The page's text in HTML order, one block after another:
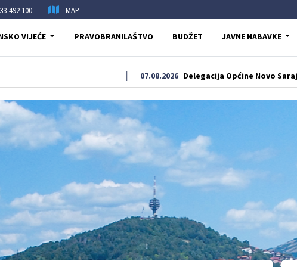
492 100 MAP
VIJEĆE PRAVOBRANILAŠTVO BUDŽET JAVNE NABAVKE
Delegacija Općine Novo Sarajevo odala